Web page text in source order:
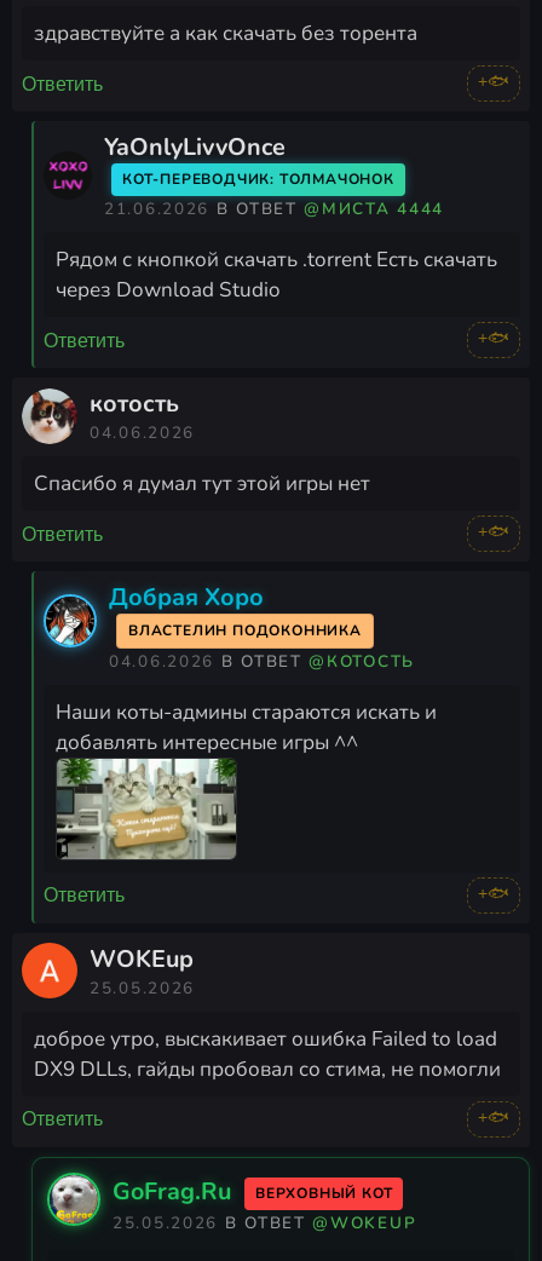
здравствуйте а как скачать без торента
Ответить +🐟
YaOnlyLivvOnce
КОТ-ПЕРЕВОДЧИК: ТОЛМАЧОНОК
21.06.2026 В ОТВЕТ@МИСТА 4444
Рядом с кнопкой скачать .torrent Есть скачать
через Download Studio
Ответить +🐟
котость
04.06.2026
Спасибо я думал тут этой игры нет
Ответить +🐟
Добрая Хоро
ВЛАСТЕЛИН ПОДОКОННИКА
04.06.2026 В ОТВЕТ@КОТОСТЬ
Наши коты-админы стараются искать и
добавлять интересные игры ^^
Ответить +🐟
WOKEup
25.05.2026
доброе утро, выскакивает ошибка Failed to load
DX9 DLLs, гайды пробовал со стима, не помогли
Ответить +🐟
GoFrag.Ru ВЕРХОВНЫЙ КОТ
25.05.2026 В ОТВЕТ@WOKEUP